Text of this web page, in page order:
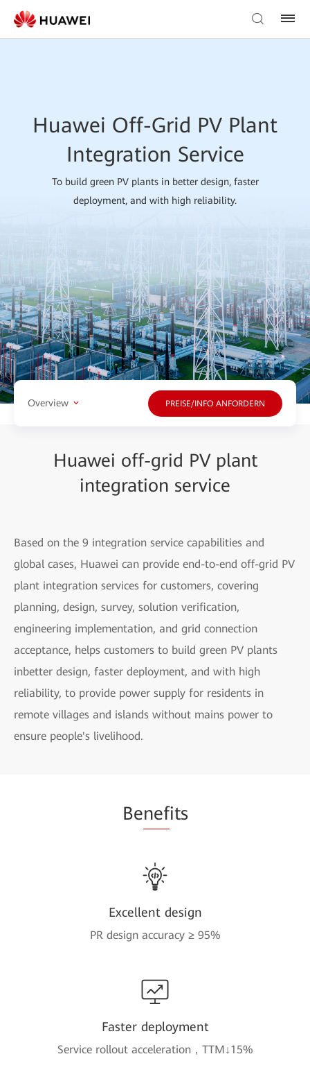
Huawei Off-Grid PV Plant
Integration Service
To build green PV plants in better design, faster
deployment, and with high reliability.
Overview PREISE/INFO ANFORDERN
Huawei off-grid PV plant
integration service
Based on the 9 integration service capabilities and
global cases, Huawei can provide end-to-end off-grid PV
plant integration services for customers, covering
planning, design, survey, solution verification,
engineering implementation, and grid connection
acceptance, helps customers to build green PV plants
inbetter design, faster deployment, and with high
reliability, to provide power supply for residents in
remote villages and islands without mains power to
ensure people's livelihood.
Benefits
Excellent design
PR design accuracy ≥ 95%
Faster deployment
Service rollout acceleration，TTM↓15%